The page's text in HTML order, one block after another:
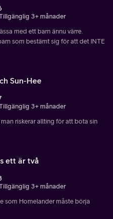
3+ månader
med ett barn ännu värre.
som bestämt sig för att det INTE
Sun-Hee
3+ månader
riskerar allting för att bota sin
ett är två
3+ månader
som Homelander måste börja